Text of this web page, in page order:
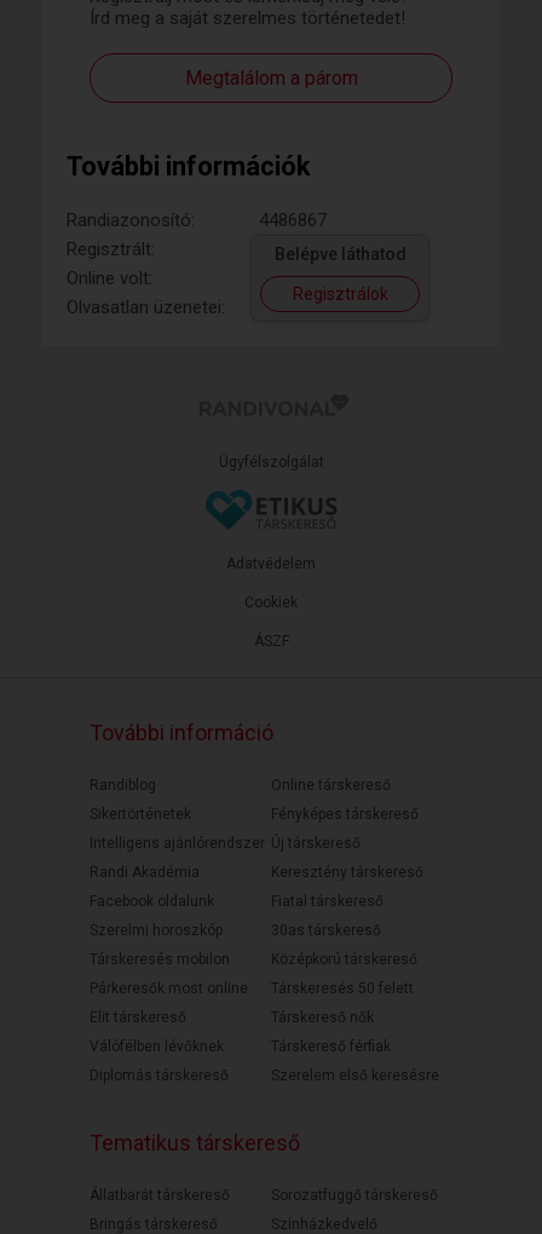
Írd meg a saját szerelmes történetedet!
Megtalálom a párom
További információk
Randiazonosító:
4486867
Regisztrált:
Online volt:
Olvasatlan üzenetei:
Belépve láthatod
Regisztrálok
Ügyfélszolgálat
ÁSZF
Adatvédelem
Cookiek
További információ
Randiblog
Sikertörténetek
Intelligens ajánlórendszer
Randi Akadémia
Facebook oldalunk
Szerelmi horoszkóp
Társkeresés mobilon
Párkeresők most online
Elit társkereső
Válófélben lévőknek
Diplomás társkereső
Online társkereső
Fényképes társkereső
Új társkereső
Keresztény társkereső
Fiatal társkereső
30as társkereső
Középkorú társkereső
Társkeresés 50 felett
Társkereső nők
Társkereső férfiak
Szerelem első keresésre
Tematikus társkereső
Állatbarát társkereső
Bringás társkereső
Sorozatfüggő társkereső
Színházkedvelő